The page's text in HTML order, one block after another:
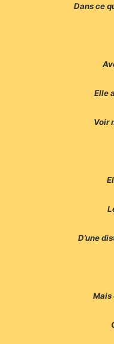
Dans ce
Elle
Voir
D’une
Mais